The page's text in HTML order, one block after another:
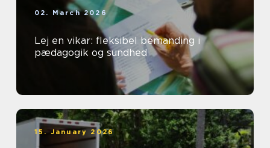
02. March 2026
Lej en vikar: fleksibel bemanding i
pædagogik og sundhed
15. January 2026